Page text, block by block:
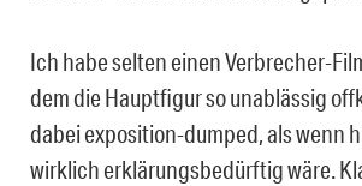
Ich habe selten einen Verbrecher-
dem die Hauptfigur so unablässig
dabei exposition-dumped, als wenn
wirklich erklärungsbedürftig wäre.